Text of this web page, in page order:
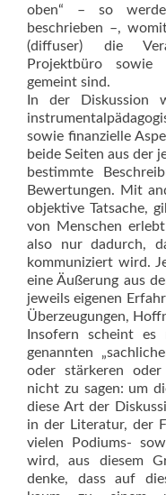
oben“ – so
beschrieben –,
(diffuser) die
Projektbüro sowie
gemeint sind.
In der Diskussion
sowie finanzielle
beide Seiten aus der
bestimmte
Bewertungen. Mit
objektive Tatsache,
von Menschen
also nur dadurch,
kommuniziert wird.
eine Äußerung aus
jeweils eigenen
Überzeugungen,
Insofern scheint
genannten
oder stärkeren oder
nicht zu sagen: um
diese Art der
in der Literatur, der
vielen Podiums-
wird, aus diesem
denke, dass auf